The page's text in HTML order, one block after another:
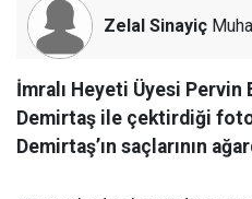
Zelal Sinayiç
İmralı Heyeti Üyesi Pervin
Demirtaş ile çektirdiği
Demirtaş’ın saçlarının